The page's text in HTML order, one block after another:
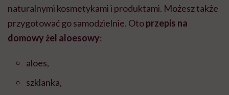
naturalnymi kosmetykami i produktami. Możesz także
przygotować go samodzielnie. Otoprzepis na
domowy żel aloesowy:
aloes,
szklanka,